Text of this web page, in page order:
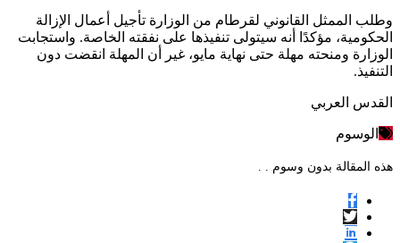
وطلب الممثل القانوني لقرطام من الوزارة تأجيل أعمال الإزالة
الحكومية، مؤكدًا أنه سيتولى تنفيذها على نفقته الخاصة. واستجابت
الوزارة ومنحته مهلة حتى نهاية مايو، غير أن المهلة انقضت دون
التنفيذ.
القدس العربي
الوسوم
هذه المقالة بدون وسوم . .